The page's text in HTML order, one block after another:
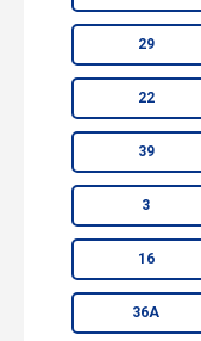
29
22
39
3
16
36А